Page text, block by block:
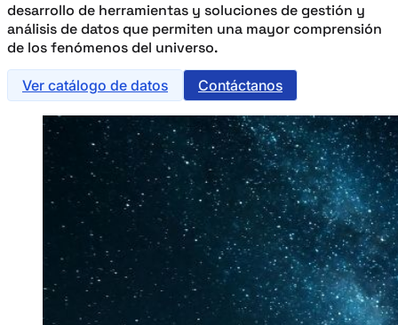
desarrollo de herramientas y soluciones de gestión y
análisis de datos que permiten una mayor comprensión
de los fenómenos del universo.
Ver catálogo de datos Contáctanos